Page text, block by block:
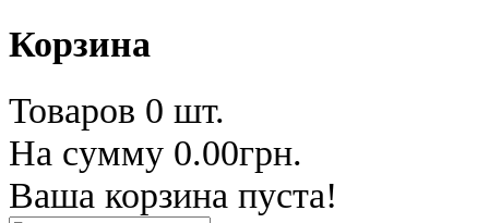
Корзина
Товаров 0 шт.
На сумму 0.00грн.
Ваша корзина пуста!